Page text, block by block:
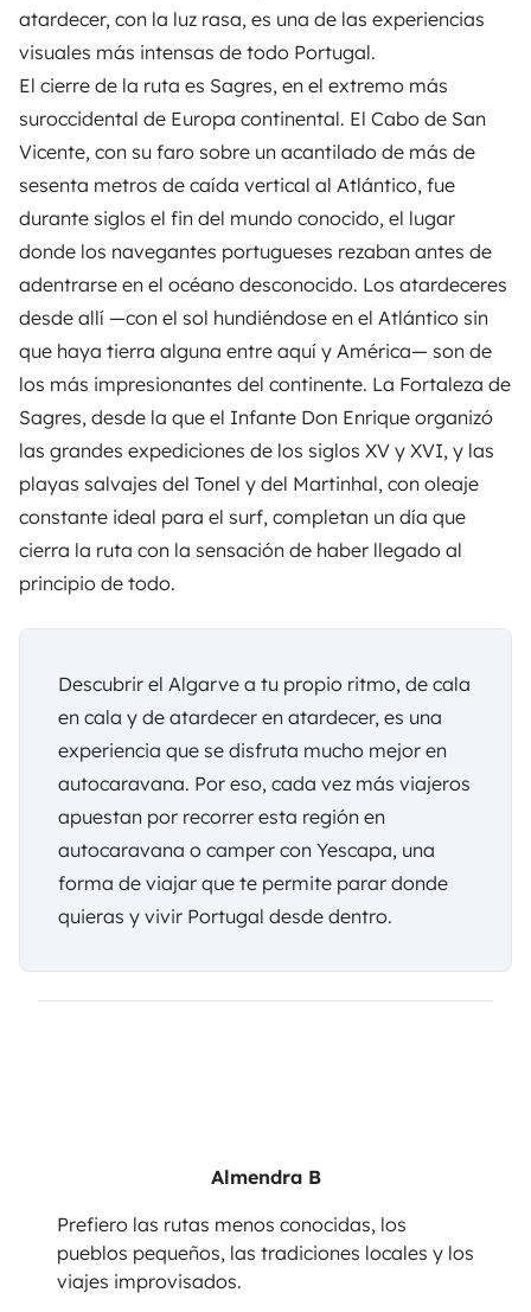
atardecer, con la luz rasa, es una de las experiencias
visuales más intensas de todo Portugal.
El cierre de la ruta es Sagres, en el extremo más
suroccidental de Europa continental. El Cabo de San
Vicente, con su faro sobre un acantilado de más de
sesenta metros de caída vertical al Atlántico, fue
durante siglos el fin del mundo conocido, el lugar
donde los navegantes portugueses rezaban antes de
adentrarse en el océano desconocido. Los atardeceres
desde allí —con el sol hundiéndose en el Atlántico sin
que haya tierra alguna entre aquí y América— son de
los más impresionantes del continente. La Fortaleza de
Sagres, desde la que el Infante Don Enrique organizó
las grandes expediciones de los siglos XV y XVI, y las
playas salvajes del Tonel y del Martinhal, con oleaje
constante ideal para el surf, completan un día que
cierra la ruta con la sensación de haber llegado al
principio de todo.
Descubrir el Algarve a tu propio ritmo, de cala
en cala y de atardecer en atardecer, es una
experiencia que se disfruta mucho mejor en
autocaravana. Por eso, cada vez más viajeros
apuestan por recorrer esta región en
autocaravana o camper con Yescapa, una
forma de viajar que te permite parar donde
quieras y vivir Portugal desde dentro.
Almendra B
Prefiero las rutas menos conocidas, los
pueblos pequeños, las tradiciones locales y los
viajes improvisados.